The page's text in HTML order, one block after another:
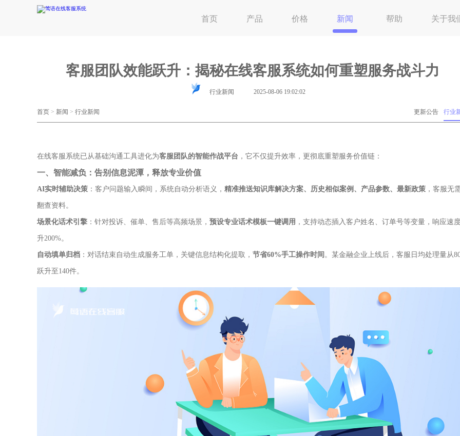
首页 产品 价格 新闻 帮助 关于我
客服团队效能跃升：揭秘在线客服系统如何重塑服务战斗力
行业新闻 2025-08-06 19:02:02
行业
更新公告
首页 > 新闻 > 行业新闻
在线客服系统已从基础沟通工具进化为客服团队的智能作战平台 ，它不仅提升效率，更彻底重塑服务价值链：
一、智能减负：告别信息泥潭，释放专业价值
AI实时辅助决策 ：客户问题输入瞬间，系统自动分析语义， 精准推送知识库解决方案、历史相似案例、产品参数、最新政策 ，客服无
翻查资料。
场景化话术引擎 ：针对投诉、催单、售后等高频场景， 预设专业话术模板一键调用 ，支持动态插入客户姓名、订单号等变量，响应速
升200%。
自动填单归档 ：对话结束自动生成服务工单，关键信息结构化提取， 节省60%手工操作时间 。某金融企业上线后，客服日均处理量从
跃升至140件。